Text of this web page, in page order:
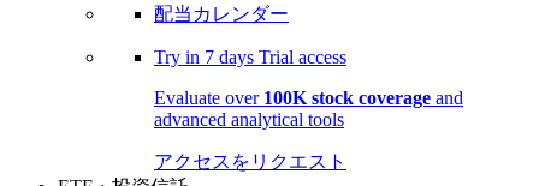
配当カレンダー
Try in 7 days Trial access
Evaluate over 100K stock coverage and
advanced analytical tools
アクセスをリクエスト